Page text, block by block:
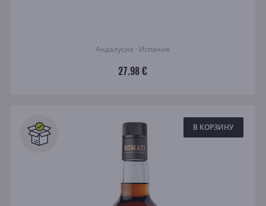
Андалусия · Испания
27.98 €
В КОРЗИНУ